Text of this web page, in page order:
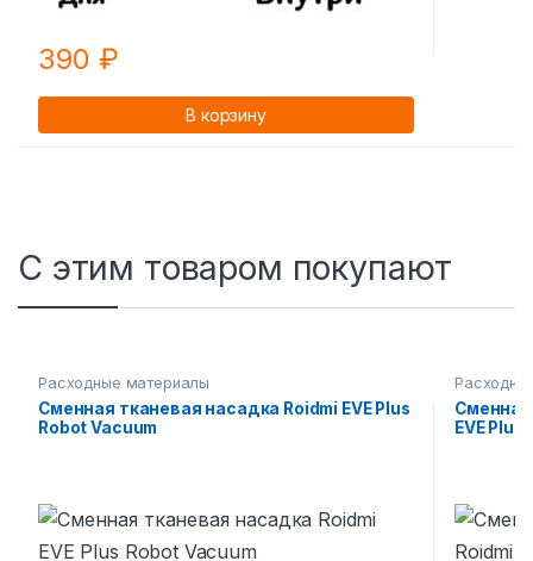
390 ₽
В корзину
С этим товаром покупают
Расходные материалы
Сменная тканевая насадка Roidmi EVE Plus
Robot Vacuum
Сменная
EVE Plus